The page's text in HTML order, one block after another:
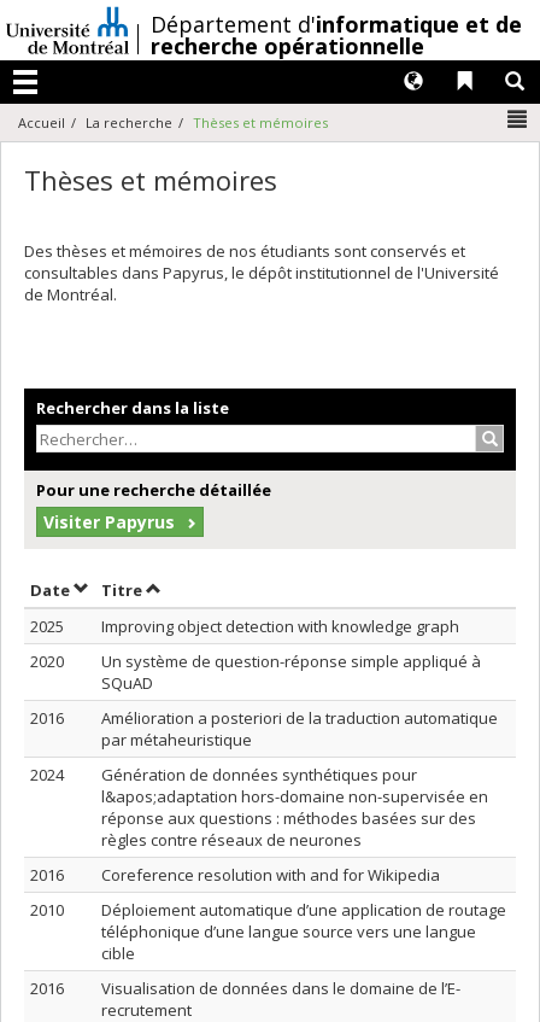
au
contenu
/Département d'informatique et de
recherche opérationnelle
Menu
Liens
Langues
Accueil La recherche Thèses et mémoires
Thèses et mémoires
Des thèses et mémoires de nos étudiants sont conservés et
consultables dans Papyrus, le dépôt institutionnel de l'Université
de Montréal.
Rechercher dans la liste
Pour une recherche détaillée
Visiter Papyrus
DateTrier par date en ordre décroissant
TitreTrier par titre en ordre décroissant
2025
Improving object detection with knowledge graph
2020
Un système de question-réponse simple appliqué à
SQuAD
2016
Amélioration a posteriori de la traduction automatique
par métaheuristique
2024
Génération de données synthétiques pour
l&apos;adaptation hors-domaine non-supervisée en
réponse aux questions : méthodes basées sur des
règles contre réseaux de neurones
2016
Coreference resolution with and for Wikipedia
2010
Déploiement automatique d’une application de routage
téléphonique d’une langue source vers une langue
cible
2016
Visualisation de données dans le domaine de l’E-
recrutement